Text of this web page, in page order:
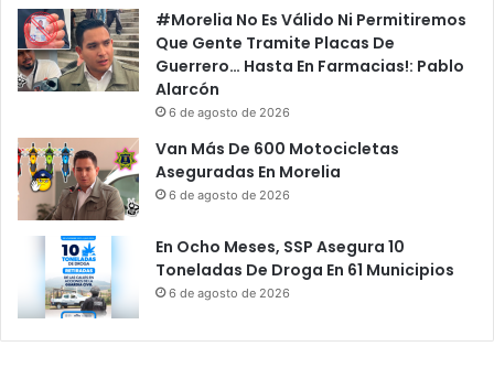
#Morelia No Es Válido Ni Permitiremos
Que Gente Tramite Placas De
Guerrero… Hasta En Farmacias!: Pablo
Alarcón
6 de agosto de 2026
Van Más De 600 Motocicletas
Aseguradas En Morelia
6 de agosto de 2026
En Ocho Meses, SSP Asegura 10
Toneladas De Droga En 61 Municipios
6 de agosto de 2026